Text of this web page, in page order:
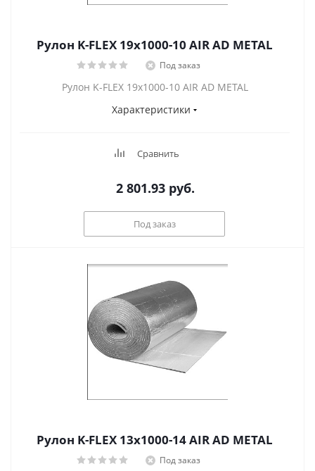
Рулон K-FLEX 19x1000-10 AIR AD METAL
Под заказ
Рулон K-FLEX 19x1000-10 AIR AD METAL
Характеристики
Сравнить
2 801.93руб.
Под заказ
Рулон K-FLEX 13x1000-14 AIR AD METAL
Под заказ